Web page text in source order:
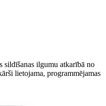
sildīšanas ilgumu atkarībā no
lietojama, programmējamas